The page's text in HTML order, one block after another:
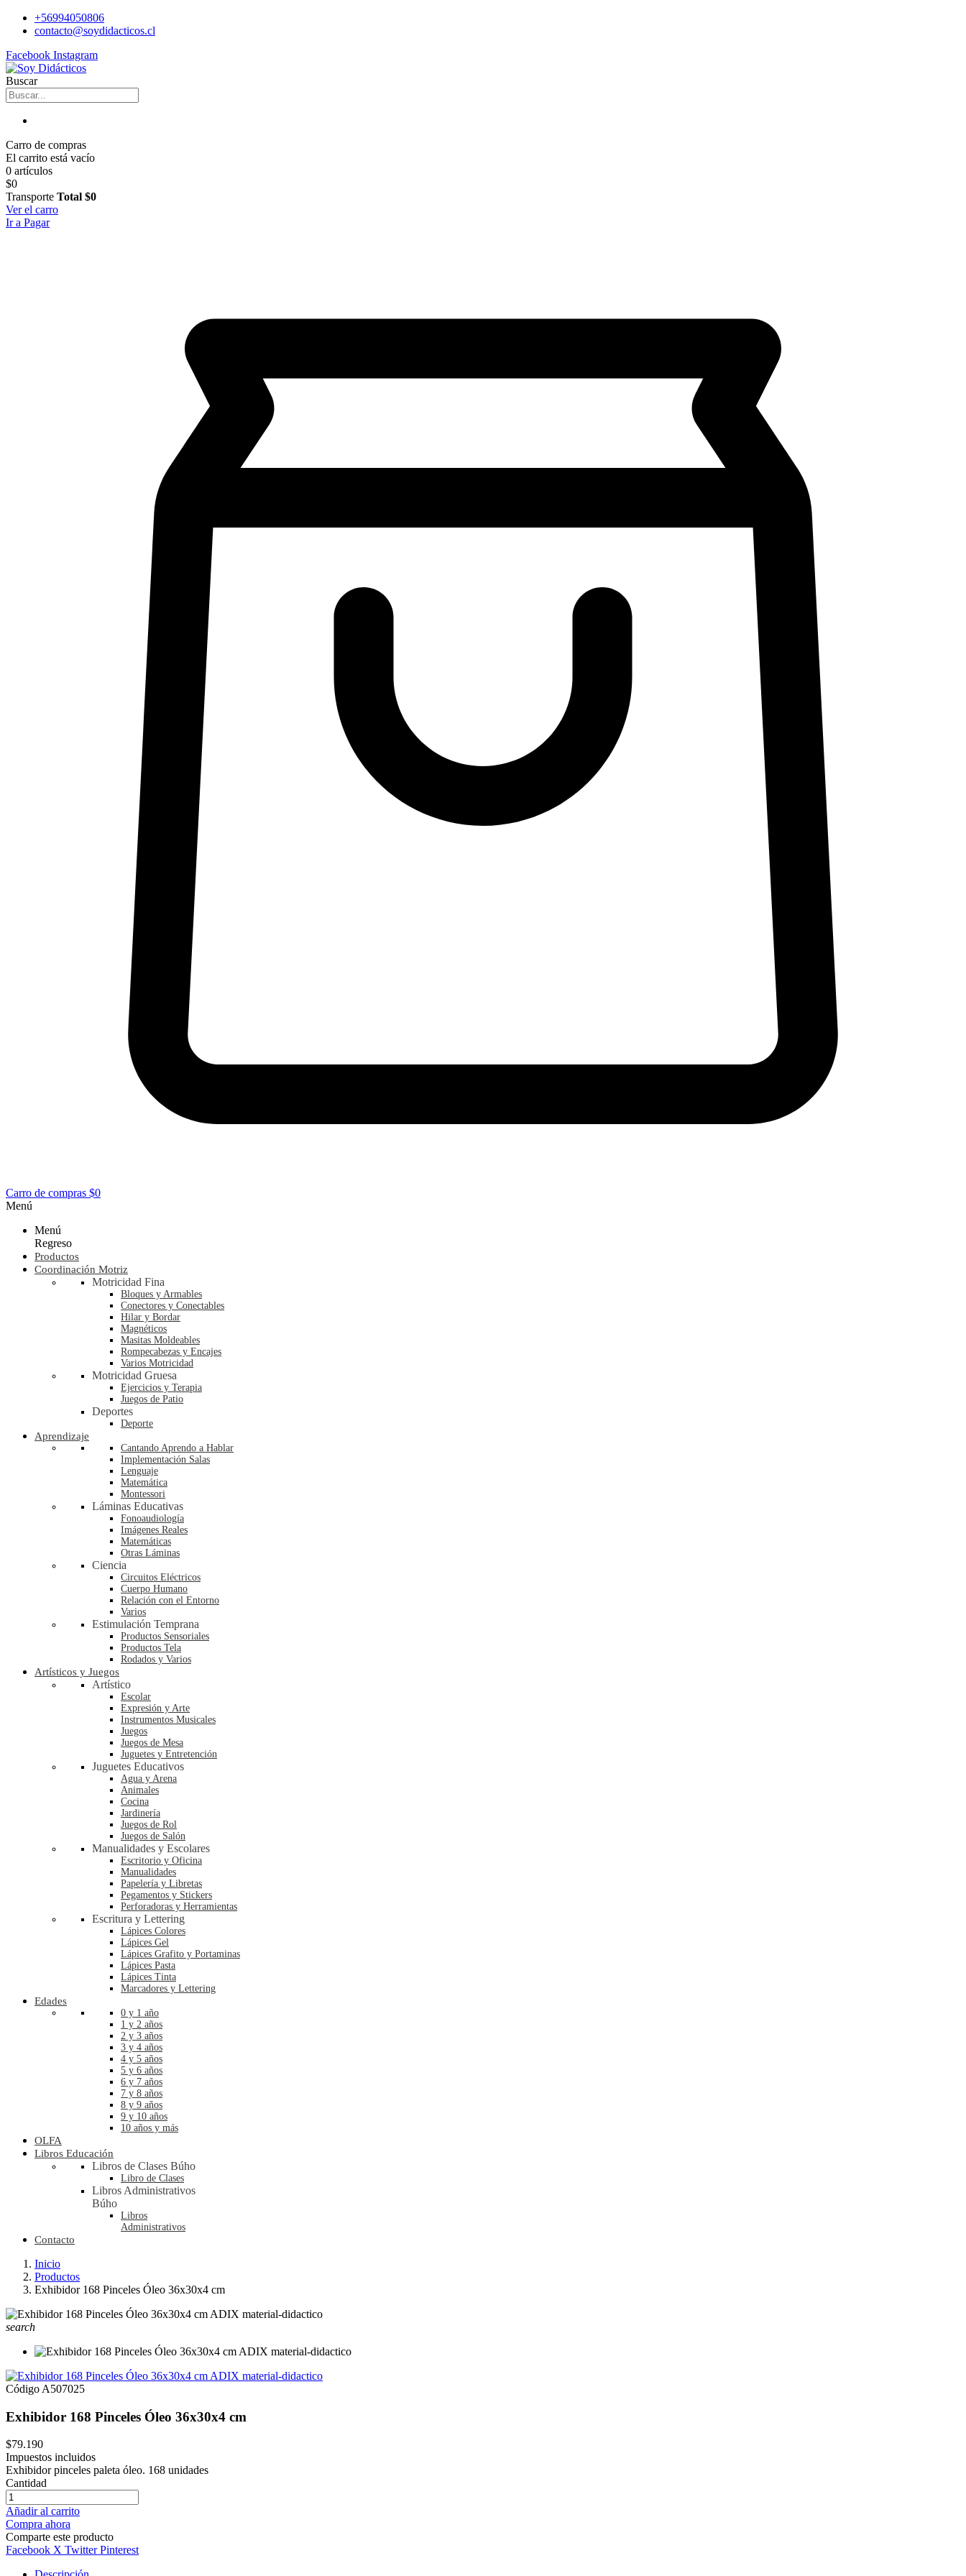
+56994050806
contacto@soydidacticos.cl
Facebook Instagram
Buscar
Carro de compras
El carrito está vacío
0 artículos
$0
Transporte Total $0
Ver el carro
Ir a Pagar
Carro de compras $0
Menú
Menú
Regreso
Productos
Coordinación Motriz
Motricidad Fina
Bloques y Armables
Conectores y Conectables
Hilar y Bordar
Magnéticos
Masitas Moldeables
Rompecabezas y Encajes
Varios Motricidad
Motricidad Gruesa
Ejercicios y Terapia
Juegos de Patio
Deportes
Deporte
Aprendizaje
Cantando Aprendo a Hablar
Implementación Salas
Lenguaje
Matemática
Montessori
Láminas Educativas
Fonoaudiología
Imágenes Reales
Matemáticas
Otras Láminas
Ciencia
Circuitos Eléctricos
Cuerpo Humano
Relación con el Entorno
Varios
Estimulación Temprana
Productos Sensoriales
Productos Tela
Rodados y Varios
Artísticos y Juegos
Artístico
Escolar
Expresión y Arte
Instrumentos Musicales
Juegos
Juegos de Mesa
Juguetes y Entretención
Juguetes Educativos
Agua y Arena
Animales
Cocina
Jardinería
Juegos de Rol
Juegos de Salón
Manualidades y Escolares
Escritorio y Oficina
Manualidades
Papelería y Libretas
Pegamentos y Stickers
Perforadoras y Herramientas
Escritura y Lettering
Lápices Colores
Lápices Gel
Lápices Grafito y Portaminas
Lápices Pasta
Lápices Tinta
Marcadores y Lettering
Edades
0 y 1 año
1 y 2 años
2 y 3 años
3 y 4 años
4 y 5 años
5 y 6 años
6 y 7 años
7 y 8 años
8 y 9 años
9 y 10 años
10 años y más
OLFA
Libros Educación
Libros de Clases Búho
Libro de Clases
Libros Administrativos
Búho
Libros
Administrativos
Contacto
Inicio
Productos
Exhibidor 168 Pinceles Óleo 36x30x4 cm
search
Código A507025
Exhibidor 168 Pinceles Óleo 36x30x4 cm
$79.190
Impuestos incluidos
Exhibidor pinceles paleta óleo. 168 unidades
Cantidad
Añadir al carrito
Compra ahora
Comparte este producto
Facebook X Twitter Pinterest